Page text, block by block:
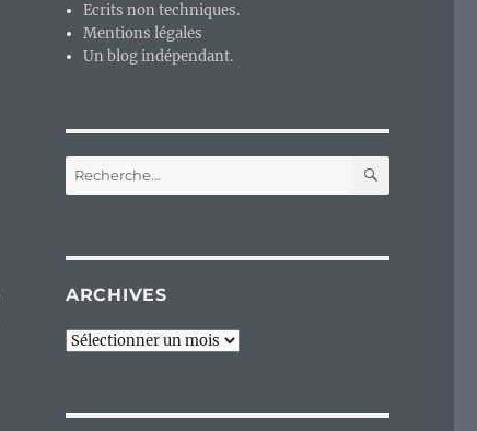
Ecrits non techniques.
Mentions légales
Un blog indépendant.
Recherche
pour :
ARCHIVES
Archives